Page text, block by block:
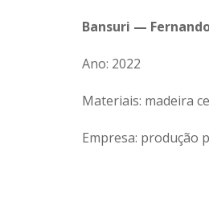
Bansuri —
Ano: 2022
Materiais: madeira
Empresa: produção